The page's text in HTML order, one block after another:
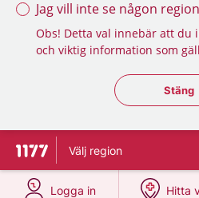
Jag vill inte se någon
Obs! Detta val innebär att du
och viktig information som
Stäng
Stäng
Till startsidan för 1177
Välj region
Logga in
på 1177.se
Hitta
på